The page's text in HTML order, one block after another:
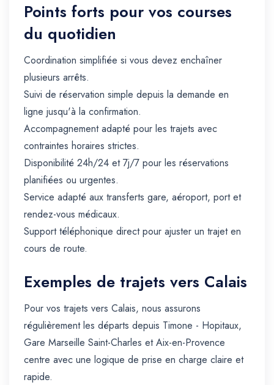
Points forts pour vos courses
du quotidien
Coordination simplifiée si vous devez enchaîner
plusieurs arrêts.
Suivi de réservation simple depuis la demande en
ligne jusqu'à la confirmation.
Accompagnement adapté pour les trajets avec
contraintes horaires strictes.
Disponibilité 24h/24 et 7j/7 pour les réservations
planifiées ou urgentes.
Service adapté aux transferts gare, aéroport, port et
rendez-vous médicaux.
Support téléphonique direct pour ajuster un trajet en
cours de route.
Exemples de trajets vers Calais
Pour vos trajets vers Calais, nous assurons
régulièrement les départs depuis Timone - Hopitaux,
Gare Marseille Saint-Charles et Aix-en-Provence
centre avec une logique de prise en charge claire et
rapide.